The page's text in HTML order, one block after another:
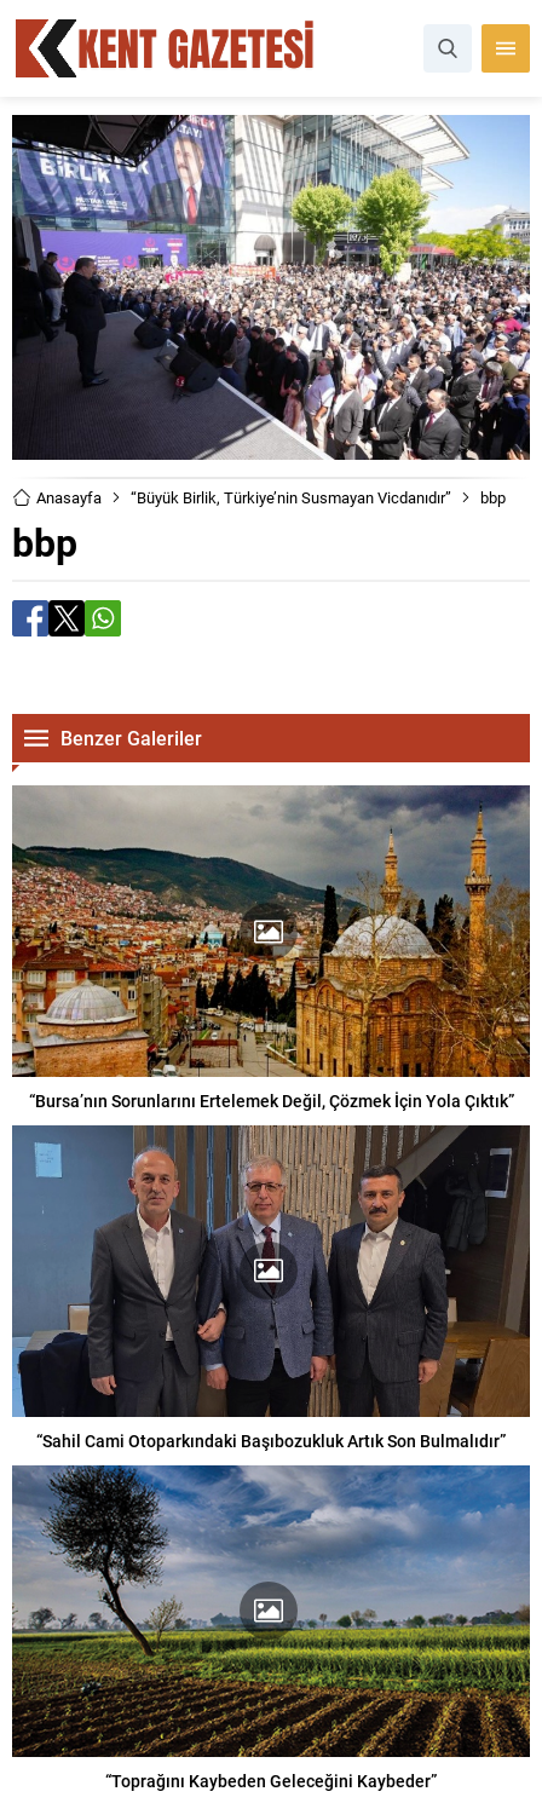
Anasayfa “Büyük Birlik, Türkiye’nin Susmayan Vicdanıdır” bbp
bbp
Benzer Galeriler
“Bursa’nın Sorunlarını Ertelemek Değil, Çözmek İçin Yola Çıktık”
“Sahil Cami Otoparkındaki Başıbozukluk Artık Son Bulmalıdır”
“Toprağını Kaybeden Geleceğini Kaybeder”